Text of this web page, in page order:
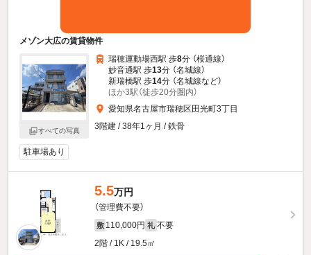
メゾン大広の賃貸物件
すべての写真
瑞穂運動場西駅 歩8分 （桜通線）
妙音通駅 歩13分 （名城線）
新瑞橋駅 歩14分 （名城線など）
ほか3駅（徒歩20分圏内）
愛知県名古屋市瑞穂区田光町3丁目
3階建 / 38年1ヶ月 / 鉄骨
駐車場あり
5.5万円
（管理費不要）
敷 110,000円 礼 不要
2階 / 1K / 19.5㎡